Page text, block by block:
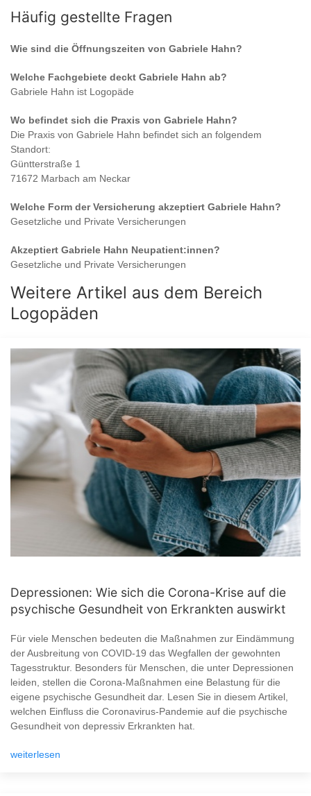
Häufig gestellte Fragen
Wie sind die Öffnungszeiten von Gabriele Hahn?
Welche Fachgebiete deckt Gabriele Hahn ab?
Gabriele Hahn ist Logopäde
Wo befindet sich die Praxis von Gabriele Hahn?
Die Praxis von Gabriele Hahn befindet sich an folgendem
Standort:
Güntterstraße 1
71672 Marbach am Neckar
Welche Form der Versicherung akzeptiert Gabriele Hahn?
Gesetzliche und Private Versicherungen
Akzeptiert Gabriele Hahn Neupatient:innen?
Gesetzliche und Private Versicherungen
Weitere Artikel aus dem Bereich
Logopäden
Depressionen: Wie sich die Corona-Krise auf die
psychische Gesundheit von Erkrankten auswirkt
Für viele Menschen bedeuten die Maßnahmen zur Eindämmung
der Ausbreitung von COVID-19 das Wegfallen der gewohnten
Tagesstruktur. Besonders für Menschen, die unter Depressionen
leiden, stellen die Corona-Maßnahmen eine Belastung für die
eigene psychische Gesundheit dar. Lesen Sie in diesem Artikel,
welchen Einfluss die Coronavirus-Pandemie auf die psychische
Gesundheit von depressiv Erkrankten hat.
weiterlesen